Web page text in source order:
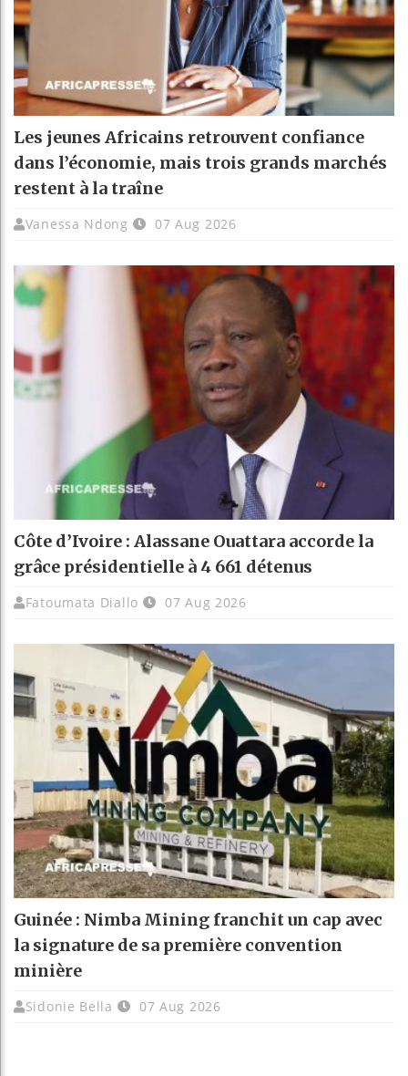
Les jeunes Africains retrouvent confiance
dans l’économie, mais trois grands marchés
restent à la traîne
Vanessa Ndong 07 Aug 2026
Côte d’Ivoire : Alassane Ouattara accorde la
grâce présidentielle à 4 661 détenus
Fatoumata Diallo 07 Aug 2026
Guinée : Nimba Mining franchit un cap avec
la signature de sa première convention
minière
Sidonie Bella 07 Aug 2026